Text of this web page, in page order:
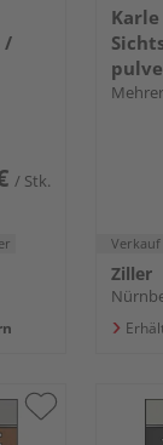
/
/ Stk.
Alu
Verkauf
Ziller